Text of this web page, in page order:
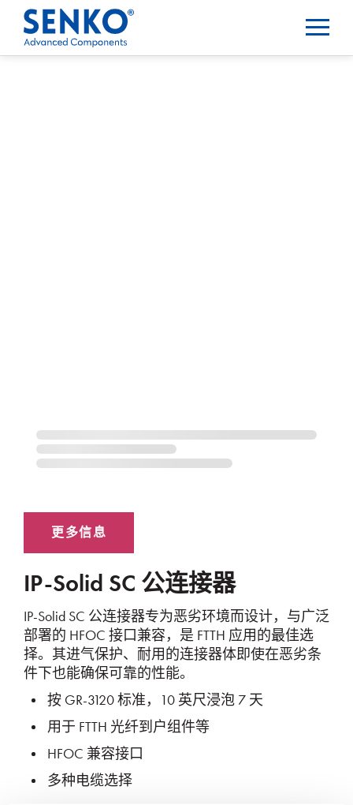
IP-Solid SC 公连接器
IP-Solid SC 公连接器专为恶劣环境而设计，与广泛
部署的 HFOC 接口兼容，是 FTTH 应用的最佳选
择。其进气保护、耐用的连接器体即使在恶劣条
件下也能确保可靠的性能。
按 GR-3120 标准，10 英尺浸泡 7 天
⽤于 FTTH 光纤到户组件等
HFOC 兼容接口
多种电缆选择